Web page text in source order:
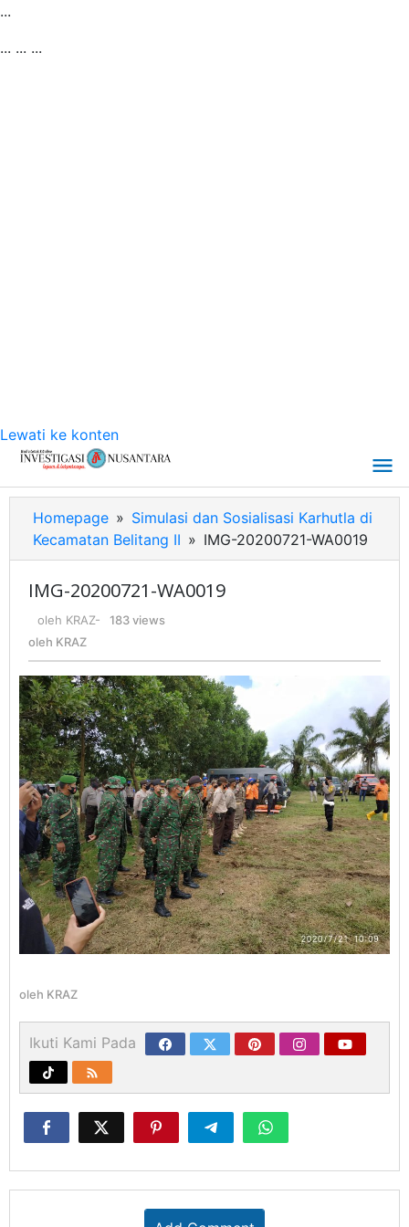
...
... ... ...
Lewati ke konten
Homepage » Simulasi dan Sosialisasi Karhutla di
Kecamatan Belitang II » IMG-20200721-WA0019
IMG-20200721-WA0019
oleh KRAZ-
183 views
oleh KRAZ
oleh KRAZ
Ikuti Kami Pada